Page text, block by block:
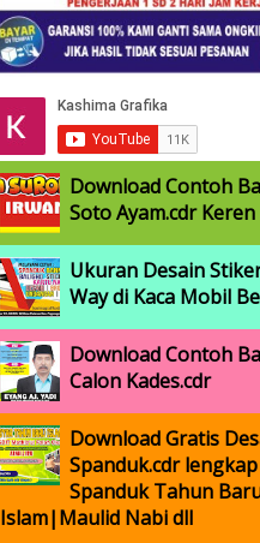
Download Contoh
Soto Ayam.cdr Keren
Ukuran Desain
Way di Kaca Mobil
Download Contoh
Calon Kades.cdr
Download Gratis
Spanduk.cdr
Spanduk Tahun
Islam|Maulid Nabi dll